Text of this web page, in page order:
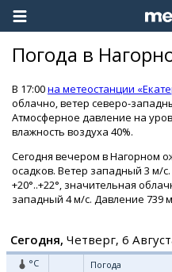
Погода в
В 17:00на метеостанции
облачно, ветер северо-
Атмосферное давление на
влажность воздуха 40%.
Сегодня вечером в Нагорном
осадков. Ветер западный 3 м/
+20°..+22°, значительная
западный 4 м/с. Давление 739
Сегодня, Четверг, 6
°C Погода